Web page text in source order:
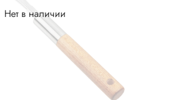
Нет в наличии